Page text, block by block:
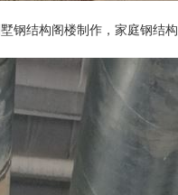
钢结构阁楼制作，家庭钢结构